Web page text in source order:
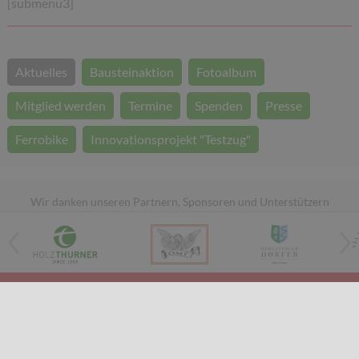
Aktuelles Bausteinaktion Fotoalbum
Mitglied werden Termine Spenden Presse
Ferrobike Innovationsprojekt "Testzug"
Wir danken unseren Partnern, Sponsoren und Unterstützern